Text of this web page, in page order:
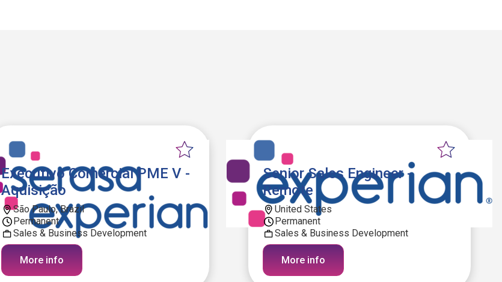
Executivo Comercial PME V -
Aquisição
São Paulo, Brazil
Permanent
Sales & Business Development
More info
Senior Sales Engineer -
Remote
United States
Permanent
Sales & Business Development
More info